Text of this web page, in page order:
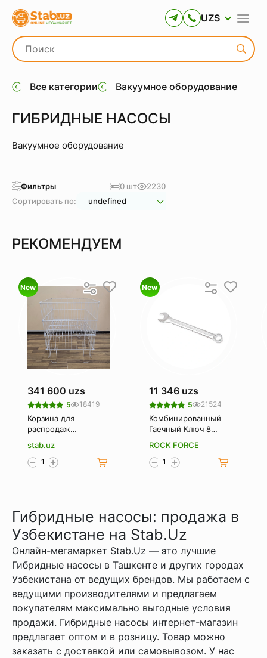
UZS
Все категории Вакуумное оборудование
ГИБРИДНЫЕ НАСОСЫ
Вакуумное оборудование
Фильтры 0 шт
2230
Сортировать по:
undefined
РЕКОМЕНДУЕМ
New
341 600 uzs
5 18419
Корзина для
распродаж
накопитель)
stab.uz
New
11 346 uzs
5 21524
Комбинированный
Гаечный Ключ 8
75508
ROCK FORCE
Гибридные насосы: продажа в
Узбекистане на Stab.Uz
Онлайн-мегамаркет Stab.Uz — это лучшие
Гибридные насосы в Ташкенте и других городах
Узбекистана от ведущих брендов. Мы работаем с
ведущими производителями и предлагаем
покупателям максимально выгодные условия
продажи. Гибридные насосы интернет-магазин
предлагает оптом и в розницу. Товар можно
заказать с доставкой или самовывозом. У нас